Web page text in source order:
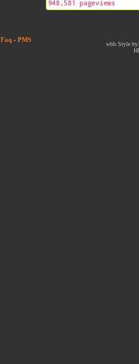
Faq - PMS
wbb Style